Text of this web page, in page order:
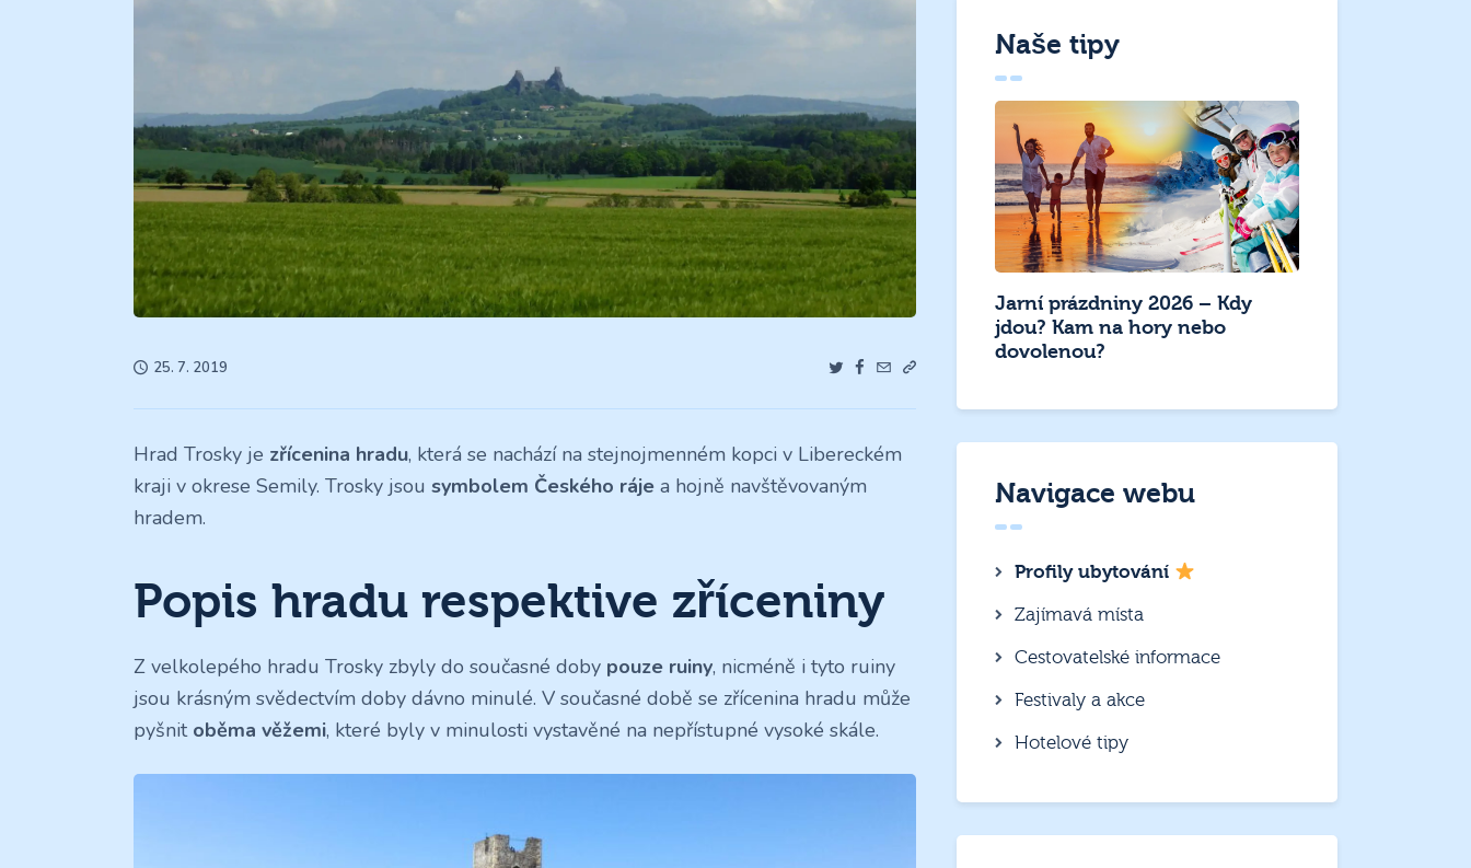
25. 7. 2019
Hrad Trosky je zřícenina hradu, která se nachází na stejnojmenném kopci v Libereckém
kraji v okrese Semily. Trosky jsou symbolem Českého ráje a hojně navštěvovaným
hradem.
Popis hradu respektive zříceniny
Z velkolepého hradu Trosky zbyly do současné doby pouze ruiny, nicméně i tyto ruiny
jsou krásným svědectvím doby dávno minulé. V současné době se zřícenina hradu může
pyšnit oběma věžemi, které byly v minulosti vystavěné na nepřístupné vysoké skále.
Naše tipy
Jarní prázdniny 2026 – Kdy
jdou? Kam na hory nebo
dovolenou?
Navigace webu
Profily ubytování
Zajímavá místa
Cestovatelské informace
Festivaly a akce
Hotelové tipy